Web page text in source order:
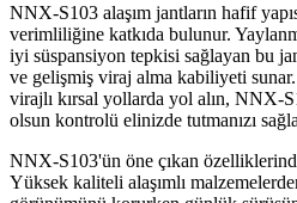
NNX-S103 alaşım jantların hafif
verimliliğine katkıda bulunur.
iyi süspansiyon tepkisi sağlayan bu
ve gelişmiş viraj alma kabiliyeti
virajlı kırsal yollarda yol alın, NNX-
olsun kontrolü elinizde tutmanızı
NNX-S103'ün öne çıkan
Yüksek kaliteli alaşımlı